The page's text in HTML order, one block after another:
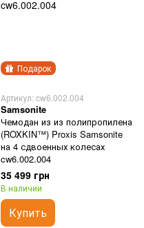
Подарок
Артикул: cw6.002.004
Samsonite
Чемодан из из полипропилена
(ROXKIN™) Proxis Samsonite
на 4 сдвоенных колесах
cw6.002.004
35 499 грн
В наличии
Купить